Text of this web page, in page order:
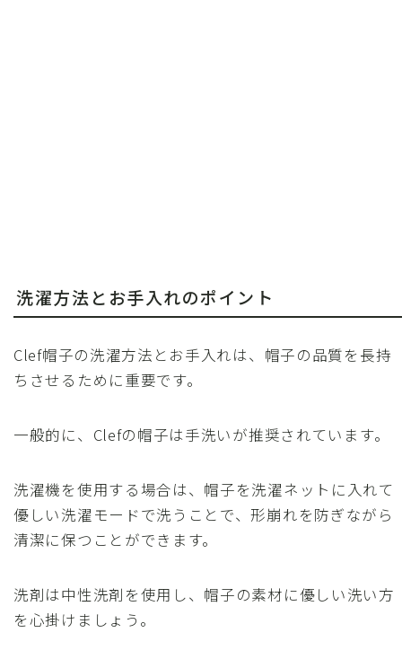
洗濯方法とお手入れのポイント
Clef帽子の洗濯方法とお手入れは、帽子の品質を長持
ちさせるために重要です。
一般的に、Clefの帽子は手洗いが推奨されています。
洗濯機を使用する場合は、帽子を洗濯ネットに入れて
優しい洗濯モードで洗うことで、形崩れを防ぎながら
清潔に保つことができます。
洗剤は中性洗剤を使用し、帽子の素材に優しい洗い方
を心掛けましょう。